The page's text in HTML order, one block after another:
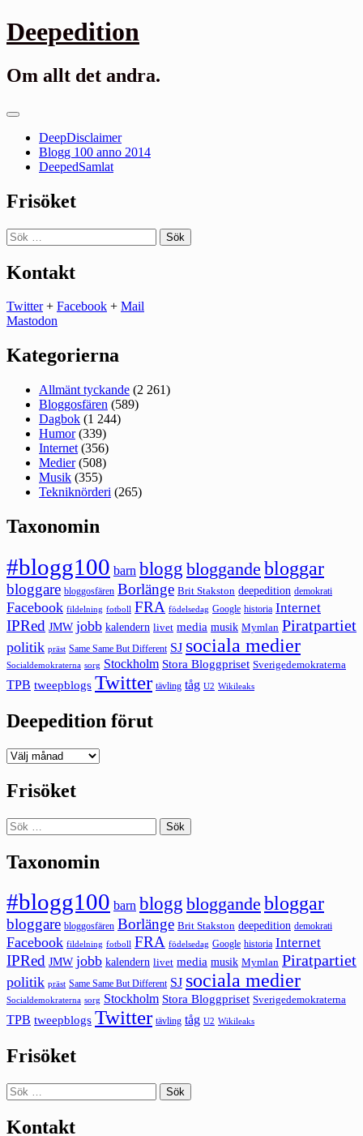
Gå
till
Deepedition
Om allt det andra.
Primär
DeepDisclaimer
Blogg 100 anno 2014
DeepedSamlat
Frisöket
Sök
efter:
Kontakt
Twitter+ Facebook + Mail
Mastodon
Kategorierna
Allmänt tyckande (2 261)
Bloggosfären (589)
Dagbok (1 244)
Humor(339)
Internet (356)
Medier(508)
Musik (355)
Tekniknörderi (265)
Taxonomin
#blogg100 barn blogg bloggande bloggar
bloggare bloggosfären Borlänge Brit Stakston deepedition demokrati
Facebook fildelning fotboll FRA födelsedag Google historia Internet
IPRed JMW jobb kalendern livet media musik Mymlan Piratpartiet
politik präst Same Same But Different SJ sociala medier
Socialdemokraterna sorg Stockholm Stora Bloggpriset Sverigedemokraterna
TPB tweepblogs Twitter tävling tåg U2 Wikileaks
Deepedition förut
Deepedition
Frisöket
Sök
efter:
Taxonomin
#blogg100 barn blogg bloggande bloggar
bloggare bloggosfären Borlänge Brit Stakston deepedition demokrati
Facebook fildelning fotboll FRA födelsedag Google historia Internet
IPRed JMW jobb kalendern livet media musik Mymlan Piratpartiet
politik präst Same Same But Different SJ sociala medier
Socialdemokraterna sorg Stockholm Stora Bloggpriset Sverigedemokraterna
TPB tweepblogs Twitter tävling tåg U2 Wikileaks
Frisöket
Sök
efter:
Kontakt